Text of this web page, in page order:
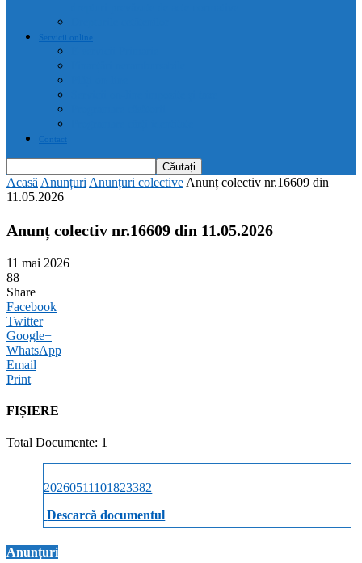
Servicii online
Contact
AcasăAnunțuriAnunțuri colectiveAnunț colectiv nr.16609 din
11.05.2026
Anunț colectiv nr.16609 din 11.05.2026
11 mai 2026
88
Share
Facebook
Twitter
Google+
WhatsApp
Email
Print
FIȘIERE
Total Documente: 1
20260511101823382
Descarcă documentul
Anunțuri